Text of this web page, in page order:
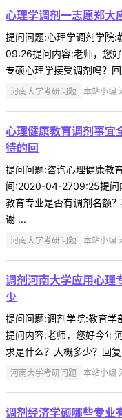
心理学调剂一志愿郑大
提问问题:心理学调剂学
09:26提问内容:老师，您
专硕心理学接受调剂吗？
河南大学考研问题 本站小编
心理健康教育调剂事宜
待的回
提问问题:咨询心理健康教
间:2020-04-2709:25提问
教育专业是否有调剂名额
谢 ...
河南大学考研问题 本站小编
调剂河南大学应用心理
少
提问问题:调剂学院:教育
提问内容:老师，您好今年
求是什么？大概多少？回
河南大学考研问题 本站小编
调剂经济学硕哪些专业